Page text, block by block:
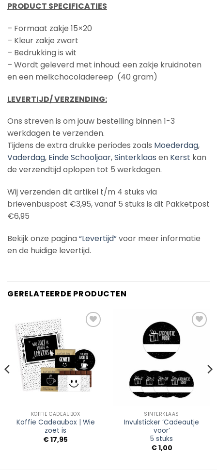
PRODUCT SPECIFICATIES
– Formaat zakje 15×20
– Kleur zakje zwart
– Bedrukking is wit
– Wordt geleverd met inhoud: een zakje kruidnoten
en een melkchocoladereep (40 gram)
LEVERTIJD/ VERZENDING:
Ons streven is om jouw bestelling binnen 1-3
werkdagen te verzenden.
Tijdens de extra drukke periodes zoals Moederdag,
Vaderdag, Einde Schooljaar,Sinterklaas en Kerst kan
de verzendtijd oplopen tot 5 werkdagen.
Wij verzenden dit artikel t/m 4 stuks via
brievenbuspost €3,95, vanaf 5 stuks is dit Pakketpost
€6,95
Bekijk onze pagina“Levertijd”voor meer informatie
en de huidige levertijd.
GERELATEERDE PRODUCTEN
KOFFIE CADEAUBOX
Koffie Cadeaubox | Wie
zoet is
€17,95
SINTERKLAAS
Invulsticker ‘Cadeautje
voor’
5 stuks
€1,00